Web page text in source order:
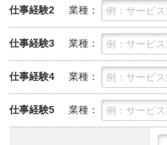
仕事経験2 業種：
仕事経験3 業種：
仕事経験4 業種：
仕事経験5 業種：